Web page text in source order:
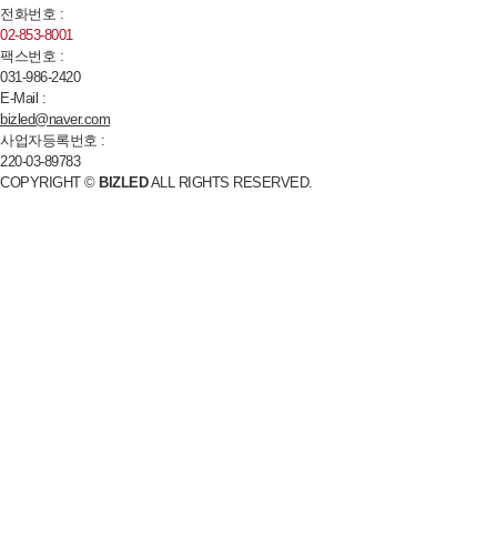
전화번호 :
02-853-8001
팩스번호 :
031-986-2420
E-Mail :
bizled@naver.com
사업자등록번호 :
220-03-89783
COPYRIGHT © BIZLEDALL RIGHTS RESERVED.